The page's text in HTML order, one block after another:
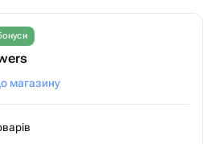
магазину